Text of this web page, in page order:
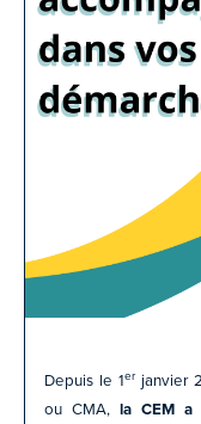
Depuis le 1erjanvier
ou CMA, la CEM a